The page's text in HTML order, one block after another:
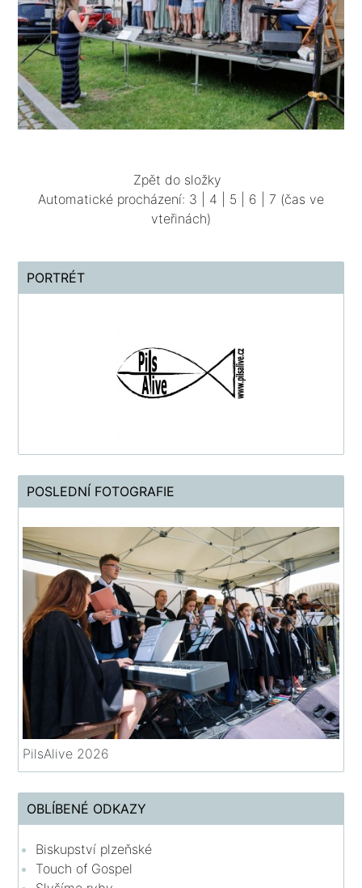
Zpět do složky
Automatické procházení: 3 4 5 6 7 (čas ve
vteřinách)
PORTRÉT
POSLEDNÍ FOTOGRAFIE
PilsAlive 2026
OBLÍBENÉ ODKAZY
Biskupství plzeňské
Touch of Gospel